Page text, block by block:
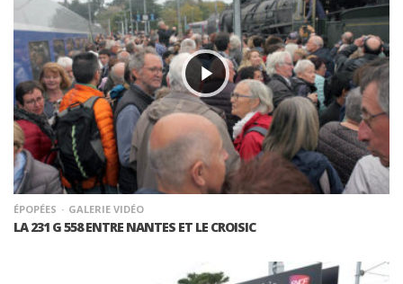
ÉPOPÉES GALERIE VIDÉO
LA 231 G 558 ENTRE NANTES ET LE CROISIC